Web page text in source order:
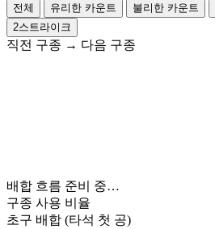
전체 유리한 카운트 불리한 카운트
2스트라이크
직전 구종 → 다음 구종
배합 흐름 준비 중…
구종 사용 비율
초구 배합 (타석 첫 공)